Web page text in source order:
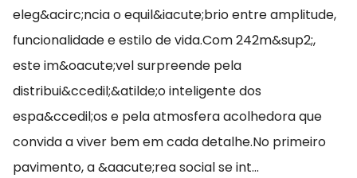
eleg&acirc;ncia o equil&iacute;brio entre amplitude,
funcionalidade e estilo de vida.Com 242m&sup2;,
este im&oacute;vel surpreende pela
distribui&ccedil;&atilde;o inteligente dos
espa&ccedil;os e pela atmosfera acolhedora que
convida a viver bem em cada detalhe.No primeiro
pavimento, a &aacute;rea social se int...